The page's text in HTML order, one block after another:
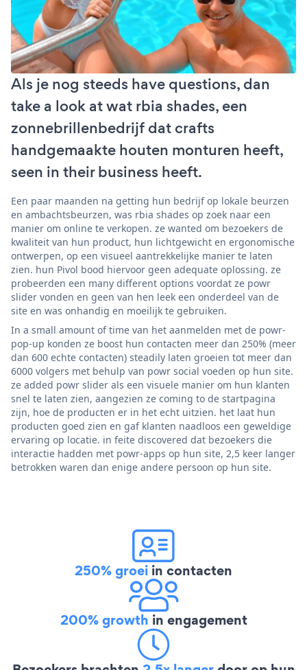
Als je nog steeds have questions, dan
take a look at wat rbia shades, een
zonnebrillenbedrijf dat crafts
handgemaakte houten monturen heeft,
seen in their business heeft.
Een paar maanden na getting hun bedrijf op lokale beurzen
en ambachtsbeurzen, was rbia shades op zoek naar een
manier om online te verkopen. ze wanted om bezoekers de
kwaliteit van hun product, hun lichtgewicht en ergonomische
ontwerpen, op een visueel aantrekkelijke manier te laten
zien. hun Pivol bood hiervoor geen adequate oplossing. ze
probeerden een many different options voordat ze powr
slider vonden en geen van hen leek een onderdeel van de
site en was onhandig en moeilijk te gebruiken.
In a small amount of time van het aanmelden met de powr-
pop-up konden ze boost hun contacten meer dan 250% (meer
dan 600 echte contacten) steadily laten groeien tot meer dan
6000 volgers met behulp van powr social voeden op hun site.
ze added powr slider als een visuele manier om hun klanten
snel te laten zien, aangezien ze coming to de startpagina
zijn, hoe de producten er in het echt uitzien. het laat hun
producten goed zien en gaf klanten naadloos een geweldige
ervaring op locatie. in feite discovered dat bezoekers die
interactie hadden met powr-apps op hun site, 2,5 keer langer
betrokken waren dan enige andere persoon op hun site.
250% groei in contacten
200% growth in engagement